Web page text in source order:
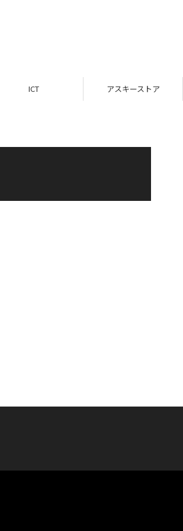
ICT アスキーストア